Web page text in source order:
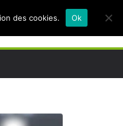
des cookies. Ok